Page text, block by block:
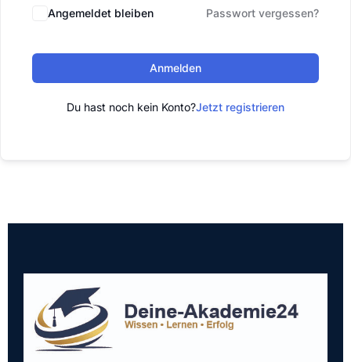
Angemeldet bleiben Passwort vergessen?
Anmelden
Du hast noch kein Konto?Jetzt registrieren